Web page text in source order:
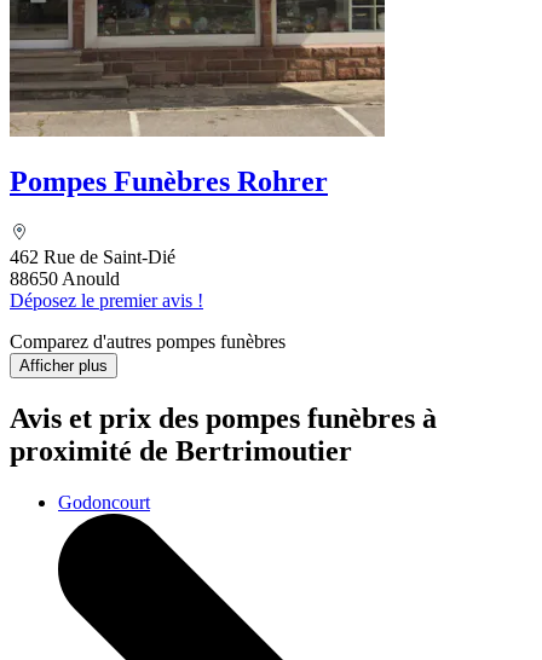
Pompes Funèbres Rohrer
462 Rue de Saint-Dié
88650 Anould
Déposez le premier avis !
Comparez d'autres pompes funèbres
Afficher plus
Avis et prix des pompes funèbres à
proximité de Bertrimoutier
Godoncourt